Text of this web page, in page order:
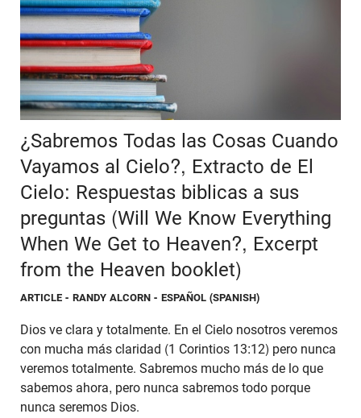
¿Sabremos Todas las Cosas Cuando
Vayamos al Cielo?, Extracto de El
Cielo: Respuestas biblicas a sus
preguntas (Will We Know Everything
When We Get to Heaven?, Excerpt
from the Heaven booklet)
ARTICLE - RANDY ALCORN - ESPAÑOL (SPANISH)
Dios ve clara y totalmente. En el Cielo nosotros veremos
con mucha más claridad (1 Corintios 13:12) pero nunca
veremos totalmente. Sabremos mucho más de lo que
sabemos ahora, pero nunca sabremos todo porque
nunca seremos Dios.